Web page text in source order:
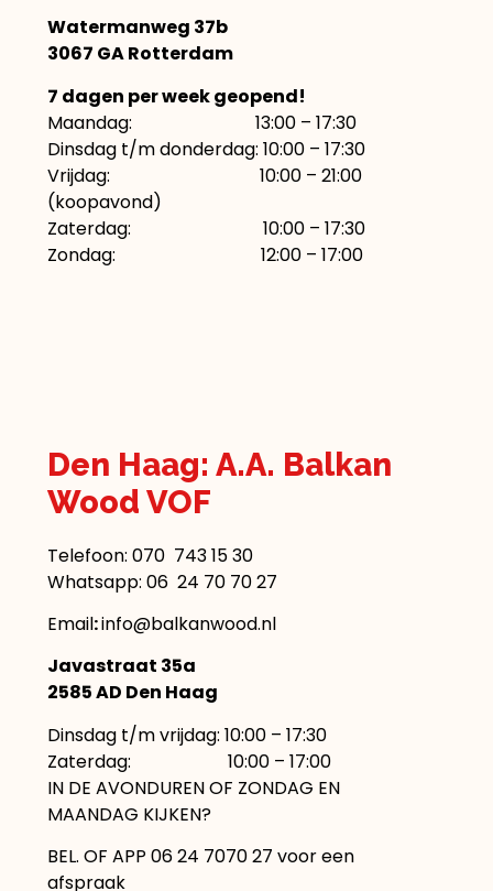
Den Haag: A.A. Balkan
Wood VOF
Telefoon:070 743 15 30
Whatsapp: 06 24 70 70 27
Email:info@balkanwood.nl
Javastraat 35a
2585 AD Den Haag
Dinsdag t/m vrijdag: 10:00 – 17:30
Zaterdag: 10:00 – 17:00
IN DE AVONDUREN OF ZONDAG EN
MAANDAG KIJKEN?
BEL. OF APP 06 24 7070 27 voor een
afspraak
Watermanweg 37b
3067 GA Rotterdam
7 dagen per week geopend!
Maandag: 13:00 – 17:30
Dinsdag t/m donderdag: 10:00 – 17:30
Vrijdag: 10:00 – 21:00
(koopavond)
Zaterdag: 10:00 – 17:30
Zondag: 12:00 – 17:00